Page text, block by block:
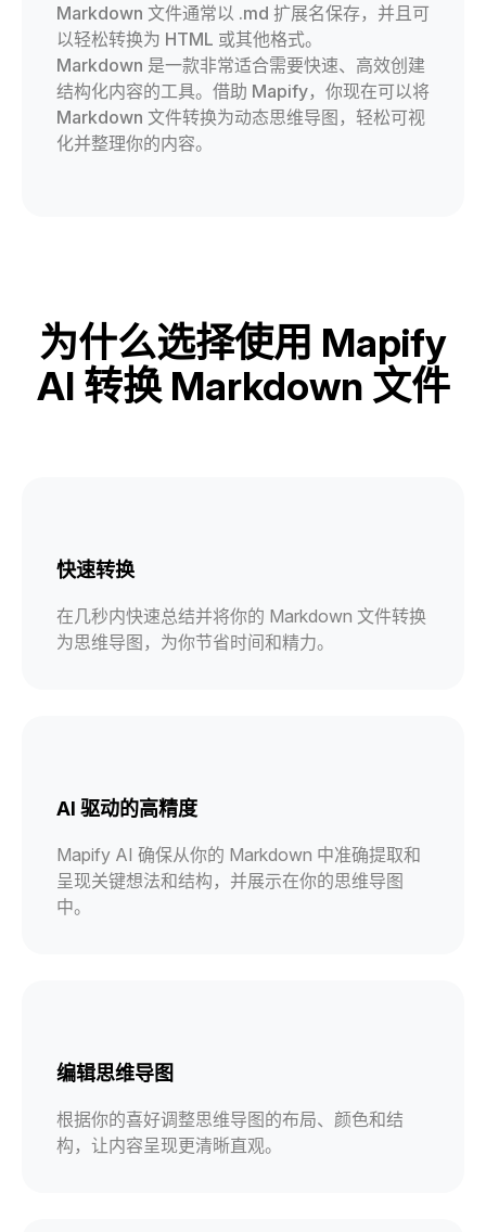
Markdown 文件通常以 .md 扩展名保存，并且可
以轻松转换为 HTML 或其他格式。
Markdown 是一款非常适合需要快速、高效创建
结构化内容的工具。借助 Mapify，你现在可以将
Markdown 文件转换为动态思维导图，轻松可视
化并整理你的内容。
为什么选择使用 Mapify
AI 转换 Markdown 文件
快速转换
在几秒内快速总结并将你的 Markdown 文件转换
为思维导图，为你节省时间和精力。
AI 驱动的高精度
Mapify AI 确保从你的 Markdown 中准确提取和
呈现关键想法和结构，并展示在你的思维导图
中。
编辑思维导图
根据你的喜好调整思维导图的布局、颜色和结
构，让内容呈现更清晰直观。